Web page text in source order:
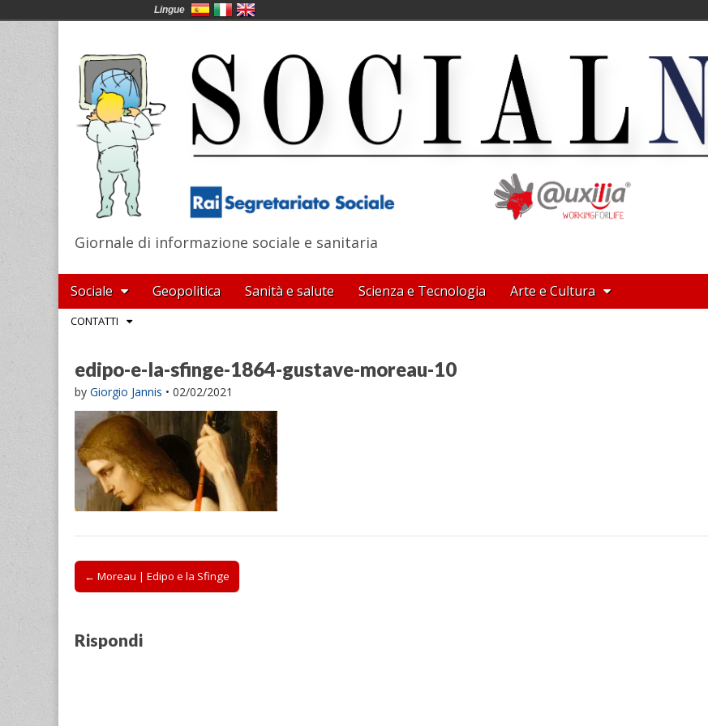
SocialNews
Giornale di informazione sociale e sanitaria
Main
menu
Skip
to
content
Sociale Geopolitica Sanità e salute Scienza e Tecnologia Arte e Cultura
SubCONTATTI
edipo-e-la-sfinge-1864-gustave-moreau-10
by Giorgio Jannis • 02/02/2021
Post
navigation
← Moreau | Edipo e la Sfinge
Rispondi
Lingue